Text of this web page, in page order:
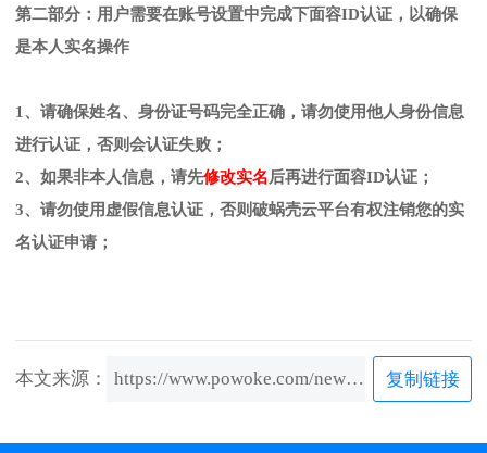
第二部分：用户需要在账号设置中完成下面容ID认证，以确保
是本人实名操作
1、请确保姓名、身份证号码完全正确，请勿使用他人身份信息
进行认证，否则会认证失败；
2、如果非本人信息，请先修改实名后再进行面容ID认证；
3、请勿使用虚假信息认证，否则破蜗壳云平台有权注销您的实
名认证申请；
本文来源： https://www.powoke.com/news/content/32.html 复制链接